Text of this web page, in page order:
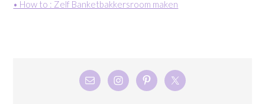
• How to : Zelf Banketbakkersroom maken